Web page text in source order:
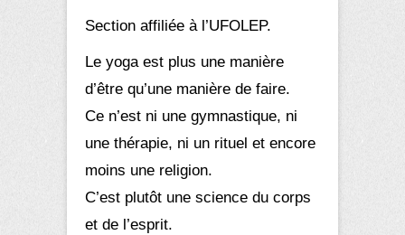
Section affiliée à l’UFOLEP.
Le yoga est plus une manière
d’être qu’une manière de faire.
Ce n’est ni une gymnastique, ni
une thérapie, ni un rituel et encore
moins une religion.
C’est plutôt une science du corps
et de l’esprit.